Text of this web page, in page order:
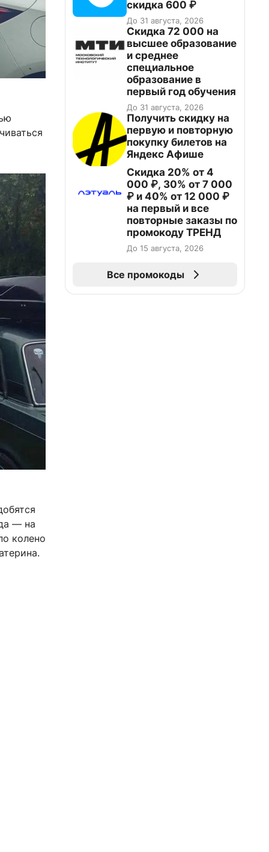
— на
колено
скидка 600 ₽
До 31 августа, 2026
Скидка 72 000 на
высшее образование
и среднее
специальное
образование в
первый год обучения
До 31 августа, 2026
Получить скидку на
первую и повторную
покупку билетов на
Яндекс Афише
Скидка 20% от 4
000 ₽, 30% от 7 000
₽ и 40% от 12 000 ₽
на первый и все
повторные заказы по
промокоду ТРЕНД
До 15 августа, 2026
Все промокоды